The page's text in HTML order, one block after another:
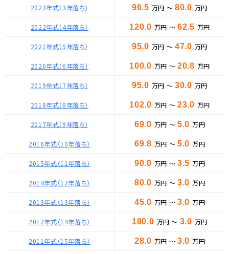
2023年式（3年落ち） 96.5 万円 ～ 80.0 万円
2022年式（4年落ち） 120.0 万円 ～ 62.5 万円
2021年式（5年落ち） 95.0 万円 ～ 47.0 万円
2020年式（6年落ち） 100.0 万円 ～ 20.8 万円
2019年式（7年落ち） 95.0 万円 ～ 30.0 万円
2018年式（8年落ち） 102.0 万円 ～ 23.0 万円
2017年式（9年落ち） 69.0 万円 ～ 5.0 万円
2016年式（10年落ち） 69.8 万円 ～ 5.0 万円
2015年式（11年落ち） 90.0 万円 ～ 3.5 万円
2014年式（12年落ち） 80.0 万円 ～ 3.0 万円
2013年式（13年落ち） 45.0 万円 ～ 3.0 万円
2012年式（14年落ち） 180.0 万円 ～ 3.0 万円
2011年式（15年落ち） 28.0 万円 ～ 3.0 万円